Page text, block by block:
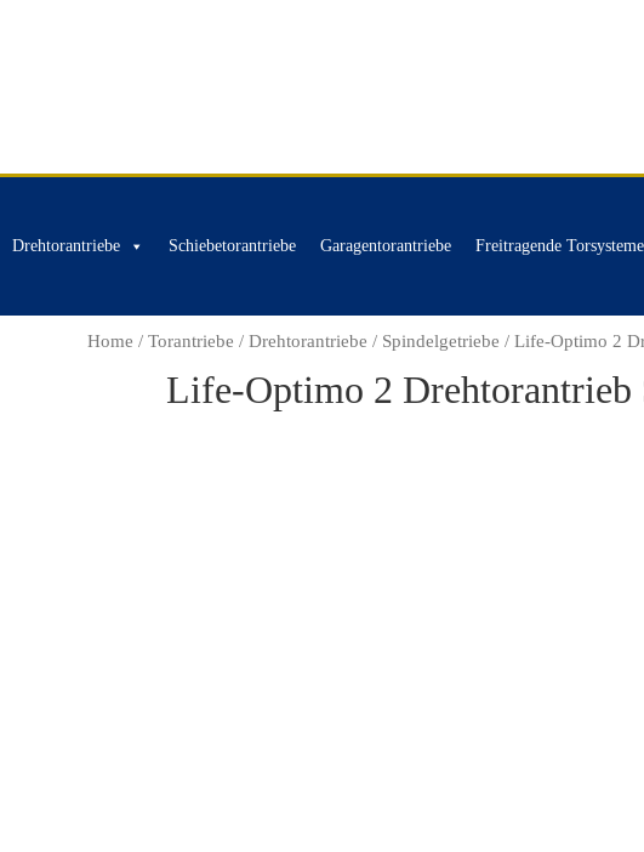
Drehtorantriebe Schiebetorantriebe Garagentorantriebe Freitragende Torsysteme
Home / Torantriebe / Drehtorantriebe / Spindelgetriebe / Life-Optimo 2
Life-Optimo 2